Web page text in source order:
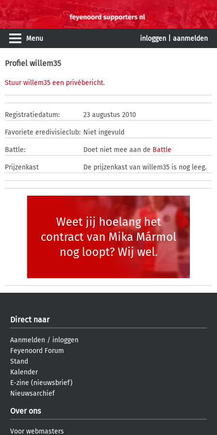
Menu inloggen aanmelden
Profiel willem35
Stuur willem35 een privébericht.
Registratiedatum: 23 augustus 2010
Favoriete eredivisieclub: Niet ingevuld
Battle: Doet niet mee aan de Battle
Prijzenkast De prijzenkast van willem35 is nog leeg.
Weet jij hoelang het
contract van Mika Mármol
nog loopt? Wij wel.
Direct naar
Aanmelden / inloggen
Feyenoord Forum
Stand
Kalender
E-zine (nieuwsbrief)
Nieuwsarchief
Over ons
Voor webmasters